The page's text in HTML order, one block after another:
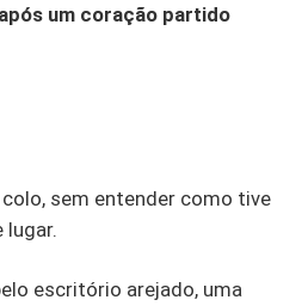
um coração partido
sem entender como tive
lugar.
escritório arejado, uma